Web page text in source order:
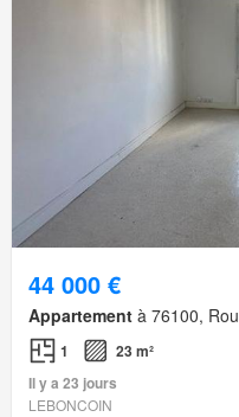
44 000 €
Appartement à 76100,
1
23 m²
Il y a 23 jours
LEBONCOIN